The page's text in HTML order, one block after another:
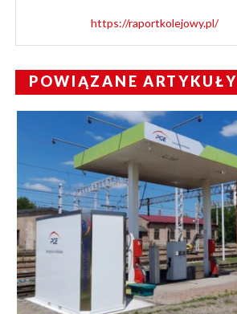
https://raportkolejowy.pl/
POWIĄZANE ARTYKUŁY